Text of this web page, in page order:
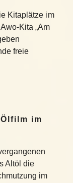
Kitaplätze im
Kita „Am
freie
im
Altöl die
im